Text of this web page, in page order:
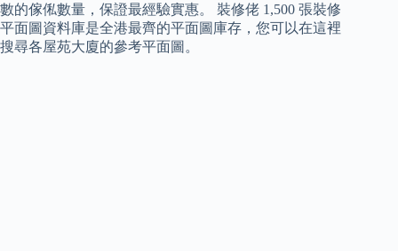
數的傢俬數量，保證最經驗實惠。 裝修佬 1,500 張裝修
平面圖資料庫是全港最齊的平面圖庫存，您可以在這裡
搜尋各屋苑大廈的參考平面圖。